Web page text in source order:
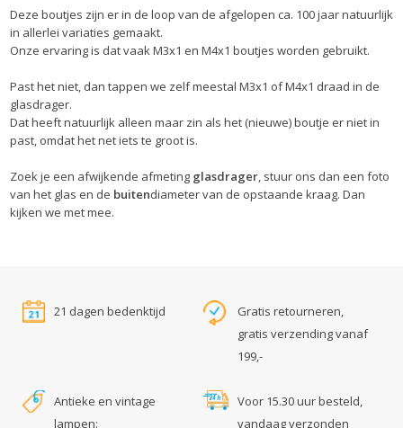
Deze boutjes zijn er in de loop van de afgelopen ca. 100 jaar natuurlijk
in allerlei variaties gemaakt.
Onze ervaring is dat vaak M3x1 en M4x1 boutjes worden gebruikt.
Past het niet, dan tappen we zelf meestal M3x1 of M4x1 draad in de
glasdrager.
Dat heeft natuurlijk alleen maar zin als het (nieuwe) boutje er niet in
past, omdat het net iets te groot is.
Zoek je een afwijkende afmeting glasdrager, stuur ons dan een foto
van het glas en de buitendiameter van de opstaande kraag. Dan
kijken we met mee.
21 dagen bedenktijd
Gratis retourneren,
gratis verzending vanaf
199,-
Antieke en vintage
lampen:
Voor 15.30 uur besteld,
vandaag verzonden